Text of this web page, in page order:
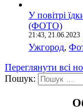
У повітрі
(ФОТО)
21:43, 21.06.2023
Ужгород,
Переглянути всі
Пошук: